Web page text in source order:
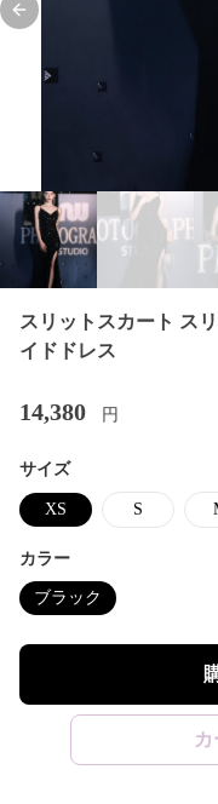
Previous slide
スリットスカート ス
イドドレス
14,380 円
サイズ
XS S
カラー
ブラック